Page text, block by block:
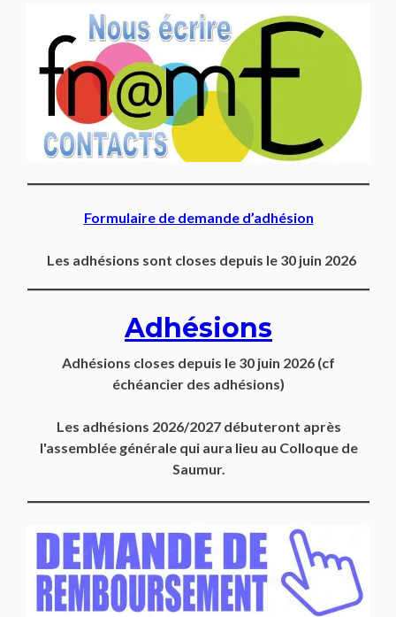
Formulaire de demande d’adhésion
Les adhésions sont closes depuis le 30 juin 2026
Adhésions
Adhésions closes depuis le 30 juin 2026 (cf
échéancier des adhésions)
Les adhésions 2026/2027 débuteront après
l'assemblée générale qui aura lieu au Colloque de
Saumur.